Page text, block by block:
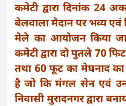
कमेटी द्वारा दिनांक 24
बेलवाला मैदान पर भव्य
मेले का आयोजन किया
कमेटी द्वारा दो पुतले 70
तथा 60 फूट का मेघनाद का
है जो कि मंगल सेन एवं
निवासी मुरादनगर द्वारा